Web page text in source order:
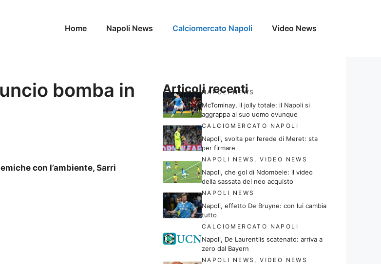
Home Napoli News Calciomercato Napoli Video News
bomba in
con l’ambiente, Sarri
Articoli recenti
NAPOLI NEWS
McTominay, il jolly totale: il Napoli si
aggrappa al suo uomo ovunque
CALCIOMERCATO NAPOLI
Napoli, svolta per l’erede di Meret: sta
per firmare
NAPOLI NEWS ,VIDEO NEWS
Napoli, che gol di Ndombele: il video
della sassata del neo acquisto
NAPOLI NEWS
Napoli, effetto De Bruyne: con lui cambia
tutto
CALCIOMERCATO NAPOLI
Napoli, De Laurentiis scatenato: arriva a
zero dal Bayern
NAPOLI NEWS ,VIDEO NEWS